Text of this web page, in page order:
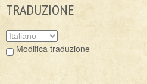
TRADUZIONE
Modifica traduzione